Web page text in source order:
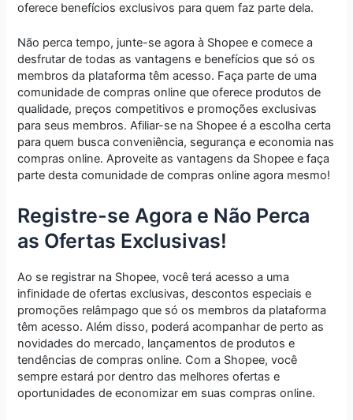
oferece benefícios exclusivos para quem faz parte dela.
Não perca tempo, junte-se agora à Shopee e comece a
desfrutar de todas as vantagens e benefícios que só os
membros da plataforma têm acesso. Faça parte de uma
comunidade de compras online que oferece produtos de
qualidade, preços competitivos e promoções exclusivas
para seus membros. Afiliar-se na Shopee é a escolha certa
para quem busca conveniência, segurança e economia nas
compras online. Aproveite as vantagens da Shopee e faça
parte desta comunidade de compras online agora mesmo!
Registre-se Agora e Não Perca
as Ofertas Exclusivas!
Ao se registrar na Shopee, você terá acesso a uma
infinidade de ofertas exclusivas, descontos especiais e
promoções relâmpago que só os membros da plataforma
têm acesso. Além disso, poderá acompanhar de perto as
novidades do mercado, lançamentos de produtos e
tendências de compras online. Com a Shopee, você
sempre estará por dentro das melhores ofertas e
oportunidades de economizar em suas compras online.